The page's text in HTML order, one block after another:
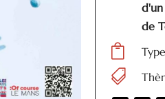
d'un
de

